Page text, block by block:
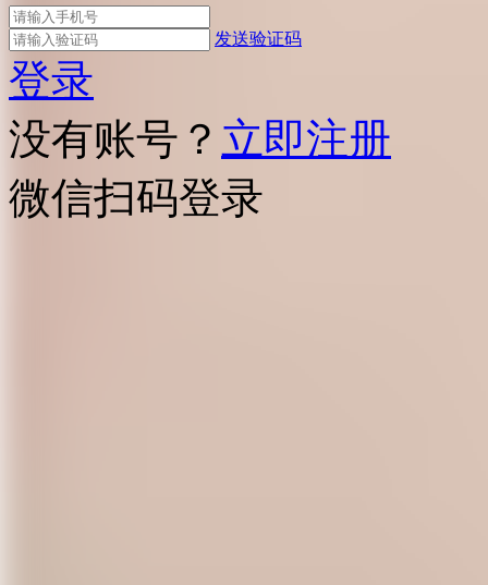
发送验证码
登录
没有账号？ 立即注册
微信扫码登录